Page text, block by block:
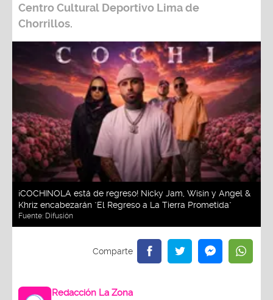
Centro Cultural Deportivo Lima de
Chorrillos.
¡COCHINOLA está de regreso! Nicky Jam, Wisin y Angel &
Khriz encabezarán "El Regreso a La Tierra Prometida"
Fuente: Difusión
Redacción La Zona